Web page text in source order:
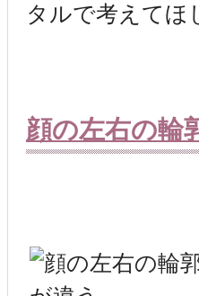
タルで考えてほ
顔の左右の輪